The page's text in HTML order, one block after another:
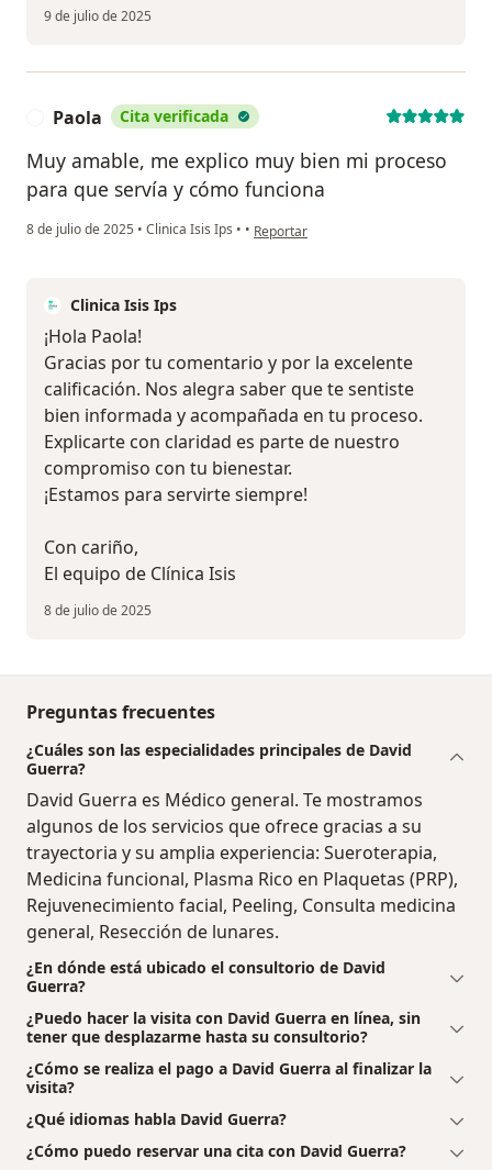
9 de julio de 2025
Paola Cita verificada
Muy amable, me explico muy bien mi proceso
para que servía y cómo funciona
8 de julio de 2025 • Clinica Isis Ips • • en opinión del usuario Paola
Reportar
Clinica Isis Ips
¡Hola Paola!
Gracias por tu comentario y por la excelente
calificación. Nos alegra saber que te sentiste
bien informada y acompañada en tu proceso.
Explicarte con claridad es parte de nuestro
compromiso con tu bienestar.
¡Estamos para servirte siempre!
Con cariño,
El equipo de Clínica Isis
8 de julio de 2025
Preguntas frecuentes
¿Cuáles son las especialidades principales de David
Guerra?
David Guerra es Médico general. Te mostramos
algunos de los servicios que ofrece gracias a su
trayectoria y su amplia experiencia: Sueroterapia,
Medicina funcional, Plasma Rico en Plaquetas (PRP),
Rejuvenecimiento facial, Peeling, Consulta medicina
general, Resección de lunares.
¿En dónde está ubicado el consultorio de David
Guerra?
¿Puedo hacer la visita con David Guerra en línea, sin
tener que desplazarme hasta su consultorio?
¿Cómo se realiza el pago a David Guerra al finalizar la
visita?
¿Qué idiomas habla David Guerra?
¿Cómo puedo reservar una cita con David Guerra?